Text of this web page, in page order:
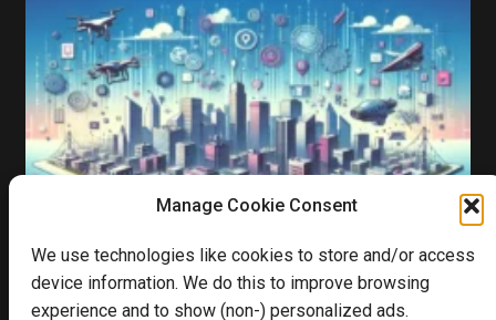
Manage Cookie Consent
We use technologies like cookies to store and/or access
device information. We do this to improve browsing
experience and to show (non-) personalized ads.
6 min read